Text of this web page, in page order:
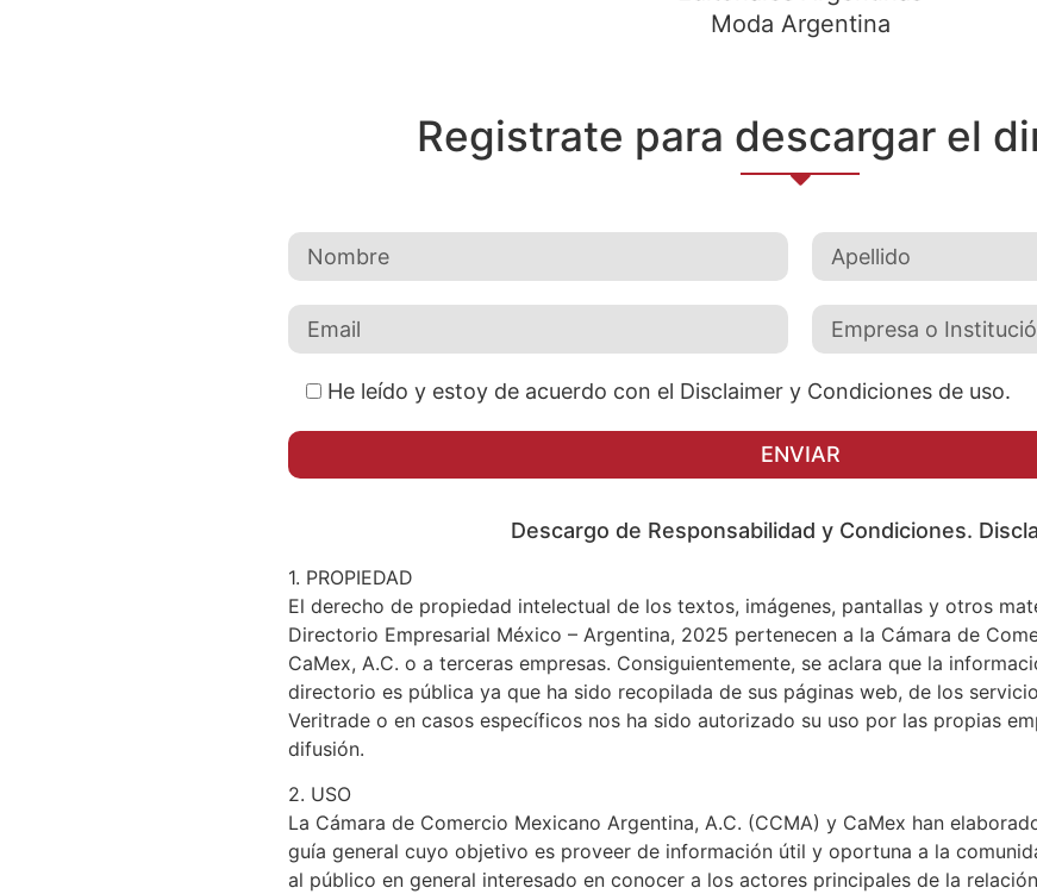
Moda Argentina
Registrate para descargar el
He leído y estoy de acuerdo con el Disclaimer y Condiciones de uso.
ENVIAR
Descargo de Responsabilidad y Condiciones.
1. PROPIEDAD
El derecho de propiedad intelectual de los textos, imágenes, pantallas y otros
Directorio Empresarial México – Argentina, 2025 pertenecen a la Cámara de
CaMex, A.C. o a terceras empresas. Consiguientemente, se aclara que la
directorio es pública ya que ha sido recopilada de sus páginas web, de los
Veritrade o en casos específicos nos ha sido autorizado su uso por las propias
difusión.
2. USO
La Cámara de Comercio Mexicano Argentina, A.C. (CCMA) y CaMex han
guía general cuyo objetivo es proveer de información útil y oportuna a la
al público en general interesado en conocer a los actores principales de la